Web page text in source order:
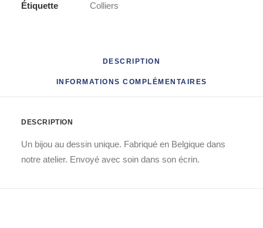
Étiquette
Colliers
DESCRIPTION
INFORMATIONS COMPLÉMENTAIRES
DESCRIPTION
Un bijou au dessin unique. Fabriqué en Belgique dans
notre atelier. Envoyé avec soin dans son écrin.